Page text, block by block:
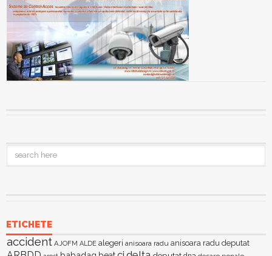
ETICHETE
accident AJOFM ALDE alegeri anisoara radu anisoara radu deputat